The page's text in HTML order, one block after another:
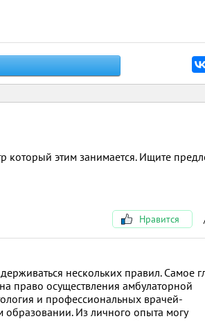
который этим занимается. Ищите
Нравится
нескольких правил. Самое
право осуществления амбулаторной
и профессиональных врачей-
Из личного опыта могу